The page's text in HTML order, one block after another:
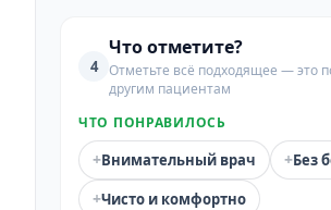
4
Что отметите?
Отметьте всё подходящее — это
другим пациентам
ЧТО ПОНРАВИЛОСЬ
+Внимательный врач +Без
+Чисто и комфортно